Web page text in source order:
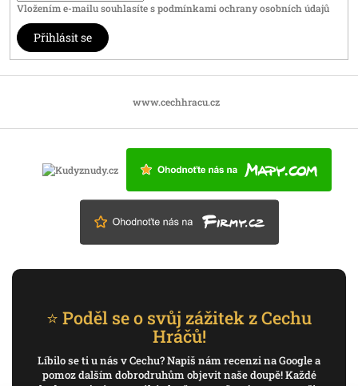
Vložením e-mailu souhlasíte spodmínkami ochrany osobních údajů
Přihlásit se
www.cechhracu.cz
⭐ Poděl se o svůj zážitek z Cechu
Hráčů!
Líbilo se ti u nás v Cechu? Napiš nám recenzi na Google a
pomoz dalším dobrodruhům objevit naše doupě! Každé